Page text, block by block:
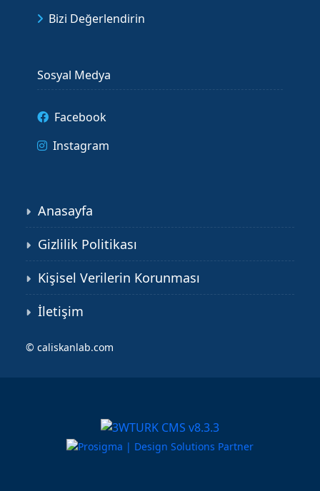
Bizi Değerlendirin
Sosyal Medya
Facebook
Instagram
Anasayfa
Gizlilik Politikası
Kişisel Verilerin Korunması
İletişim
© caliskanlab.com